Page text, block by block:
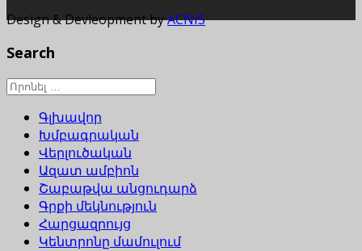
Design & Devleopment byACNIS
Search
Գլխավոր
Խմբագրական
Վերլուծական
Ազատ ամբիոն
Շաբաթվա անցուդարձ
Գրքի մեկնություն
Հարցազրույց
Կենտրոնը մամուլում